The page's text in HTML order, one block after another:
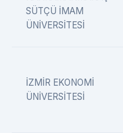
SÜTÇÜ İMAM
ÜNİVERSİTESİ
İZMİR EKONOMİ
ÜNİVERSİTESİ